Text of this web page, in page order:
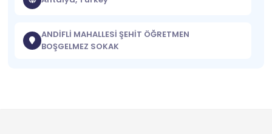
ANDİFLİ MAHALLESİ ŞEHİT ÖĞRETMEN
BOŞGELMEZ SOKAK